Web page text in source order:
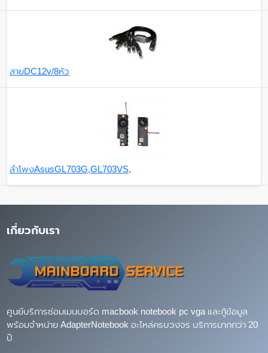
สายDC12v/8หัว
ลำโพงAsusGL703G,GL703VS,
เกี่ยวกับเรา
ศูนย์บริการซ่อมเมนบอร์ด macbook notebook pc vga และกู้ข้อมูล
พร้อมจำหน่าย AdapterNotebook อะไหล่ครบวงจร บริการมากกว่า 20
ปี